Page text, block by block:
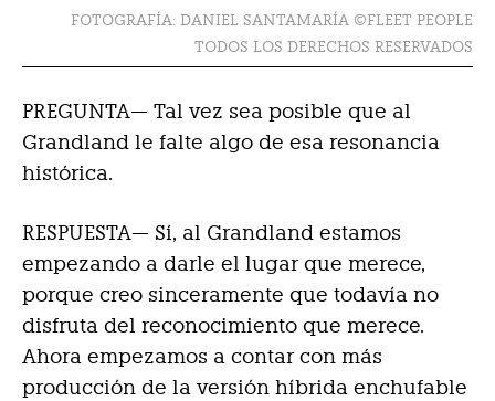
FOTOGRAFÍA: DANIEL SANTAMARÍA ©FLEET PEOPLE
TODOS LOS DERECHOS RESERVADOS
PREGUNTA— Tal vez sea posible que al
Grandland le falte algo de esa resonancia
histórica.
RESPUESTA— Sí, al Grandland estamos
empezando a darle el lugar que merece,
porque creo sinceramente que todavía no
disfruta del reconocimiento que merece.
Ahora empezamos a contar con más
producción de la versión híbrida enchufable